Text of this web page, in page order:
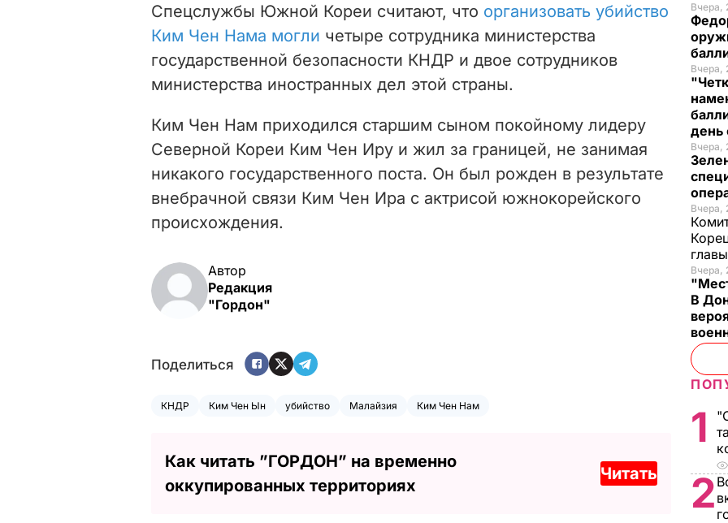
Спецслужбы Южной Кореи считают, что организовать убийство
Ким Чен Нама могли четыре сотрудника министерства
государственной безопасности КНДР и двое сотрудников
министерства иностранных дел этой страны.
Ким Чен Нам приходился старшим сыном покойному лидеру
Северной Кореи Ким Чен Иру и жил за границей, не занимая
никакого государственного поста. Он был рожден в результате
внебрачной связи Ким Чен Ира с актрисой южнокорейского
происхождения.
Автор
Редакция
"Гордон"
Поделиться
КНДР Ким Чен Ын убийство Малайзия Ким Чен Нам
Как читать ”ГОРДОН” на временно
оккупированных территориях
Читать
Вчера,
Вчера,
день
Вчера,
Вчера,
Вчера,
В
1
2